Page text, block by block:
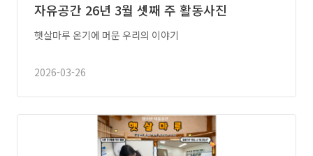
자유공간 26년 3월 셋째 주 활동사진
햇살마루 온기에 머문 우리의 이야기
2026-03-26